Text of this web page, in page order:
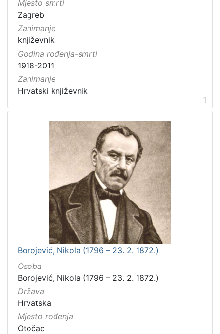
Mjesto smrti
Zagreb
Zanimanje
književnik
Godina rođenja-smrti
1918-2011
Zanimanje
Hrvatski književnik
1
Borojević, Nikola (1796 – 23. 2. 1872.)
Osoba
Borojević, Nikola (1796 – 23. 2. 1872.)
Država
Hrvatska
Mjesto rođenja
Otočac